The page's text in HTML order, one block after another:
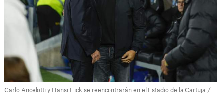
Carlo Ancelotti y Hansi Flick se reencontrarán en el Estadio de la Cartuja /